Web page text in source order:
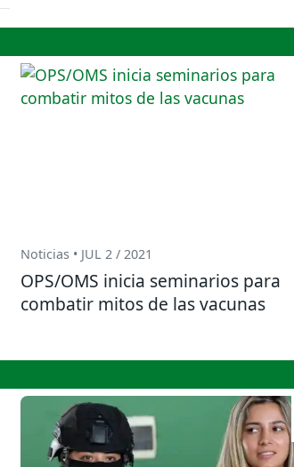
Noticias • JUL 2 / 2021
OPS/OMS inicia seminarios para
combatir mitos de las vacunas